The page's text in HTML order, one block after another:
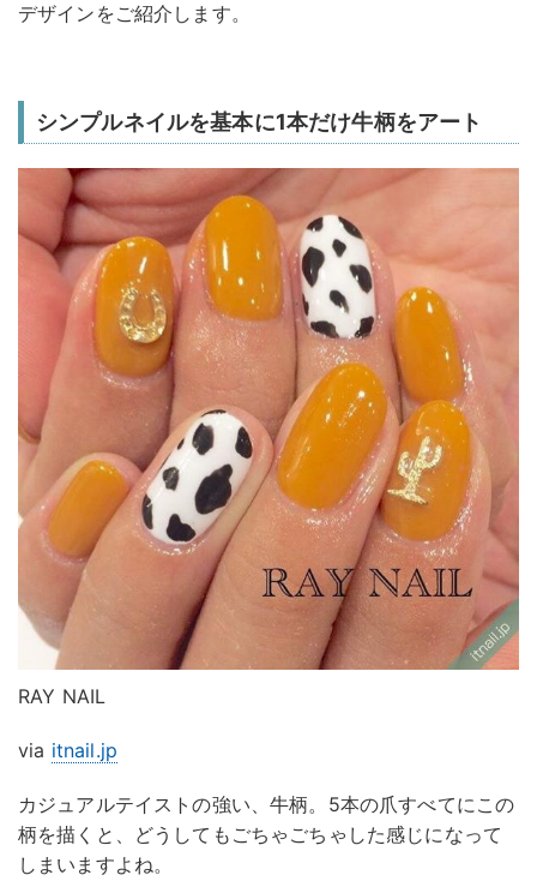
デザインをご紹介します。
シンプルネイルを基本に1本だけ牛柄をアート
RAY NAIL
via itnail.jp
カジュアルテイストの強い、牛柄。5本の爪すべてにこの
柄を描くと、どうしてもごちゃごちゃした感じになって
しまいますよね。